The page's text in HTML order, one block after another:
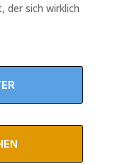
der sich wirklich